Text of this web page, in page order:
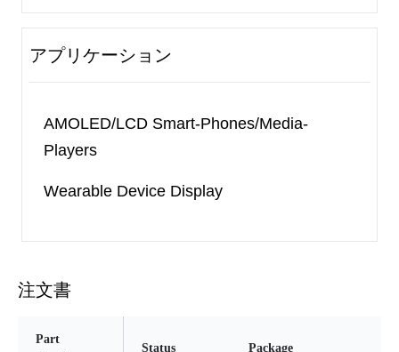
アプリケーション
AMOLED/LCD Smart-Phones/Media-
Players
Wearable Device Display
注文書
Part
Status Package